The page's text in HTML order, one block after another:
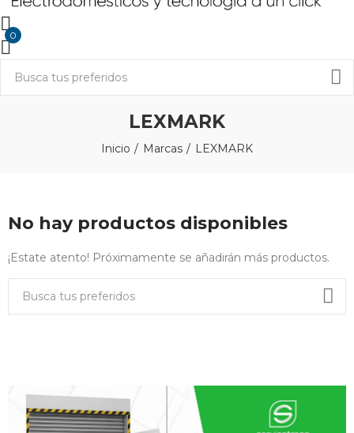
0
LEXMARK
Inicio Marcas LEXMARK
No hay productos disponibles
¡Estate atento! Próximamente se añadirán más productos.